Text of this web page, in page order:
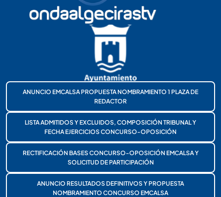
ANUNCIO EMCALSA PROPUESTA NOMBRAMIENTO 1 PLAZA DE
REDACTOR
LISTA ADMITIDOS Y EXCLUIDOS, COMPOSICIÓN TRIBUNAL Y
FECHA EJERCICIOS CONCURSO-OPOSICIÓN
RECTIFICACIÓN BASES CONCURSO-OPOSICIÓN EMCALSA Y
SOLICITUD DE PARTICIPACIÓN
ANUNCIO RESULTADOS DEFINITIVOS Y PROPUESTA
NOMBRAMIENTO CONCURSO EMCALSA